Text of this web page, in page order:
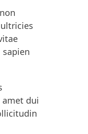
amet dui